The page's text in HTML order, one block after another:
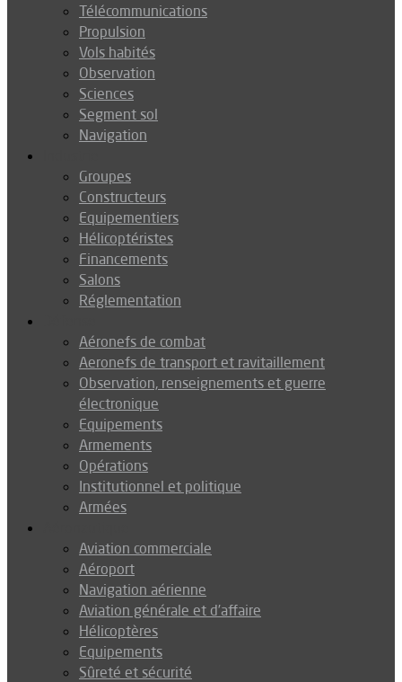
Télécommunications
Propulsion
Vols habités
Observation
Sciences
Segment sol
Navigation
Groupes
Constructeurs
Equipementiers
Hélicoptéristes
Financements
Salons
Réglementation
Aéronefs de combat
Aeronefs de transport et ravitaillement
Observation, renseignements et guerre
électronique
Equipements
Armements
Opérations
Institutionnel et politique
Armées
Aviation commerciale
Aéroport
Navigation aérienne
Aviation générale et d’affaire
Hélicoptères
Equipements
Sûreté et sécurité